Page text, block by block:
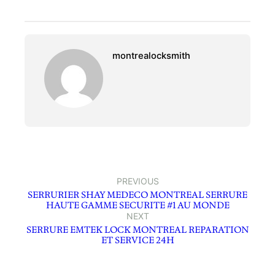
montrealocksmith
PREVIOUS
SERRURIER SHAY MEDECO MONTREAL SERRURE
HAUTE GAMME SECURITE #1 AU MONDE
NEXT
SERRURE EMTEK LOCK MONTREAL REPARATION
ET SERVICE 24H